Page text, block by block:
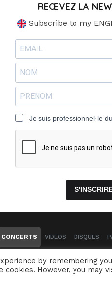
RECEVEZ LA
Subscribe to my
Je suis professionnel·le
CONCERTS VIDÉOS DISQUES
Naïssam Jalal - Flûtiste,
by remembering
However, you may